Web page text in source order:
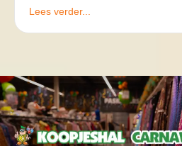
Lees verder...